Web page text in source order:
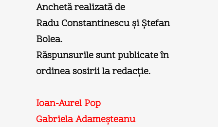
Anchetă realizată de
Radu Constantinescu şi Ştefan
Bolea.
Răspunsurile sunt publicate în
ordinea sosirii la redacţie.
Ioan-Aurel Pop
Gabriela Adameşteanu